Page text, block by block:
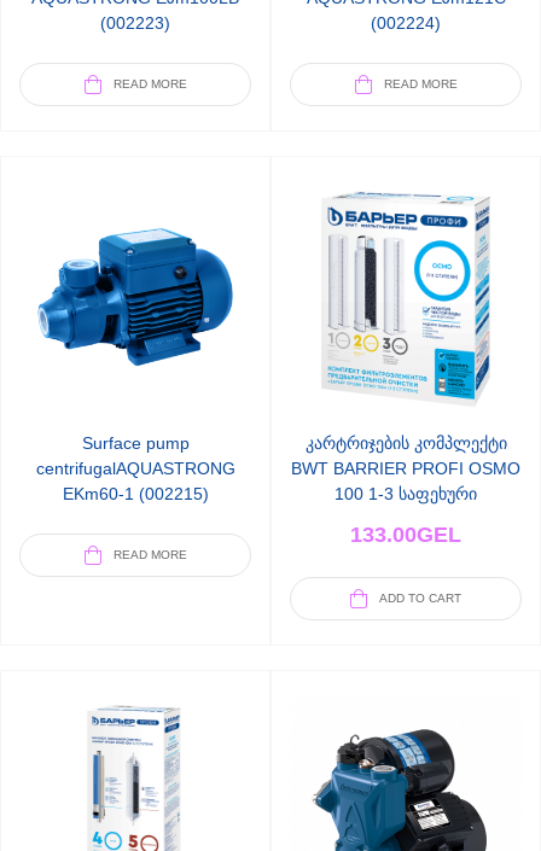
(002223)
READ MORE
(002224)
READ MORE
Surface pump
centrifugalAQUASTRONG
EKm60-1 (002215)
READ MORE
კარტრიჯების კომპლექტი
BWT BARRIER PROFI OSMO
100 1-3 საფეხური
133.00GEL
ADD TO CART